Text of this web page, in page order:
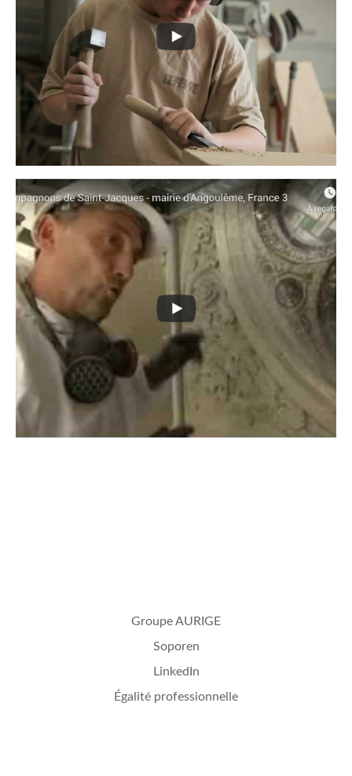
Groupe AURIGE
Soporen
LinkedIn
Égalité professionnelle